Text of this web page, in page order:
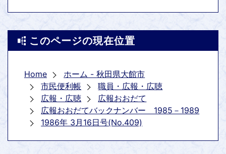
このページの現在位置
Home
ホーム - 秋田県大館市
市民便利帳
職員・広報・広聴
広報・広聴
広報おおだて
広報おおだてバックナンバー 1985－1989
1986年 3月16日号(No.409)